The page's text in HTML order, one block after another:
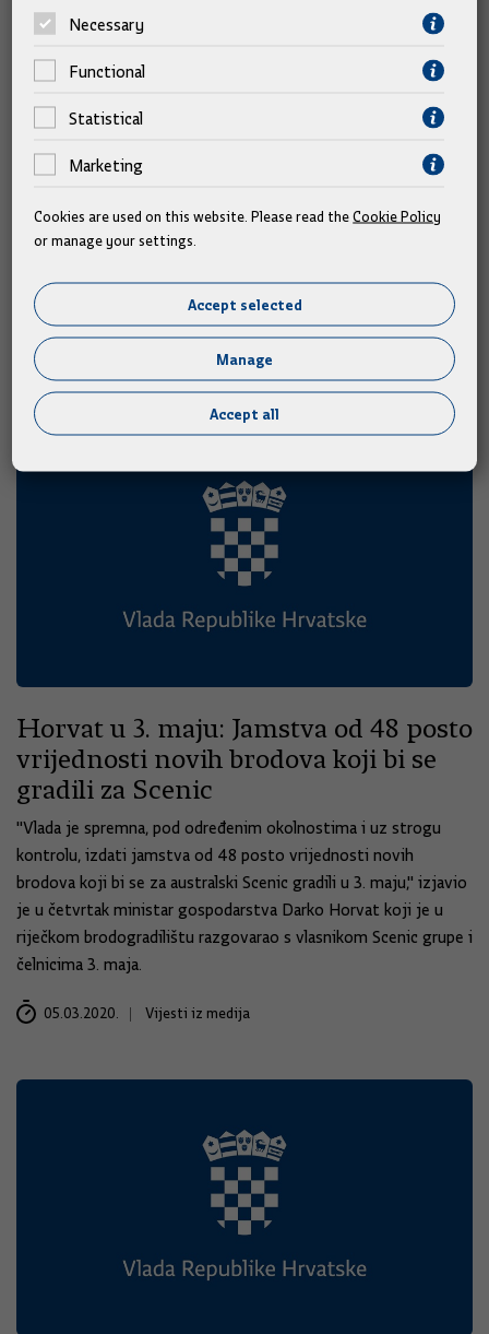
Plenković za Jutarnji list: "Mi smo u
ratu protiv virusa, panike i
negativnih društveno ekonomskih
posljedica pandemije"
Intervju s premijerom Andrejem Plenkovićem radili smo u
dosad neviđenim okolnostima. Mandat mu je u Vladi počeo
razmjera koja će utjecati na sve pore društva; od zdravstva,
preko gospodarstva, do socijalnih kontakata.
Vijesti iz medija
Horvat u 3. maju: Jamstva od 48 posto
vrijednosti novih brodova koji bi se
gradili za Scenic
"Vlada je spremna, pod određenim okolnostima i uz strogu
kontrolu, izdati jamstva od 48 posto vrijednosti novih
brodova koji bi se za australski Scenic gradili u 3. maju," izjavio
je u četvrtak ministar gospodarstva Darko Horvat koji je u
riječkom brodogradilištu razgovarao s vlasnikom Scenic grupe i
čelnicima 3. maja.
05.03.2020. Vijesti iz medija
Necessary
Functional
Statistical
Marketing
Cookies are used on this website. Please read theCookie Policy
or manage your settings.
Accept selected
Manage
Accept all